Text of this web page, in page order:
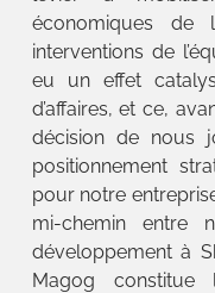
économiques
interventions de
eu un effet
d’affaires, et ce,
décision de nous
positionnement
pour notre
mi-chemin entre
développement à
Magog